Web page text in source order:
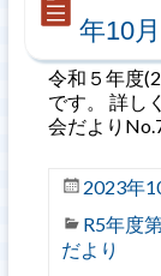
年10月
令和５年度
です。 詳し
会だより
2023年
R5年度
だより